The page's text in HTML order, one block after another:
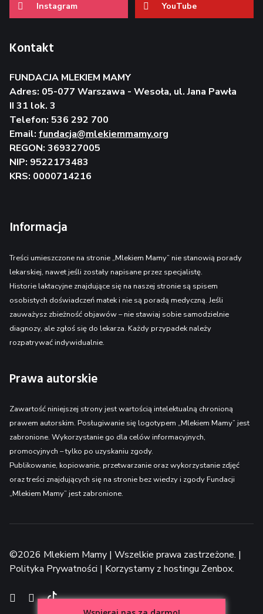
Instagram YouTube
Kontakt
FUNDACJA MLEKIEM MAMY
Adres: 05-077 Warszawa - Wesoła, ul. Jana Pawła
II 31 lok. 3
Telefon: 536 292 700
Email: fundacja@mlekiemmamy.org
REGON: 369327005
NIP: 9522173483
KRS: 0000714216
Informacja
Treści umieszczone na stronie „Mlekiem Mamy” nie stanowią porady
lekarskiej, nawet jeśli zostały napisane przez specjalistę.
Historie laktacyjne znajdujące się na naszej stronie są spisem
osobistych doświadczeń matek i nie są poradą medyczną. Jeśli
zauważysz zbieżność objawów – nie stawiaj sobie samodzielnie
diagnozy, ale zgłoś się do lekarza. Każdy przypadek należy
rozpatrywać indywidualnie.
Prawa autorskie
Zawartość niniejszej strony jest wartością intelektualną chronioną
prawem autorskim. Posługiwanie się logotypem „Mlekiem Mamy” jest
zabronione. Wykorzystanie go dla celów informacyjnych,
promocyjnych – tylko po uzyskaniu zgody.
Publikowanie, kopiowanie, przetwarzanie oraz wykorzystanie zdjęć
oraz treści znajdujących się na stronie bez wiedzy i zgody Fundacji
„Mlekiem Mamy” jest zabronione.
©2026 Mlekiem Mamy | Wszelkie prawa zastrzeżone. |
Polityka Prywatności | Korzystamy z hostingu Zenbox.
Facebook
InstagramTikTok